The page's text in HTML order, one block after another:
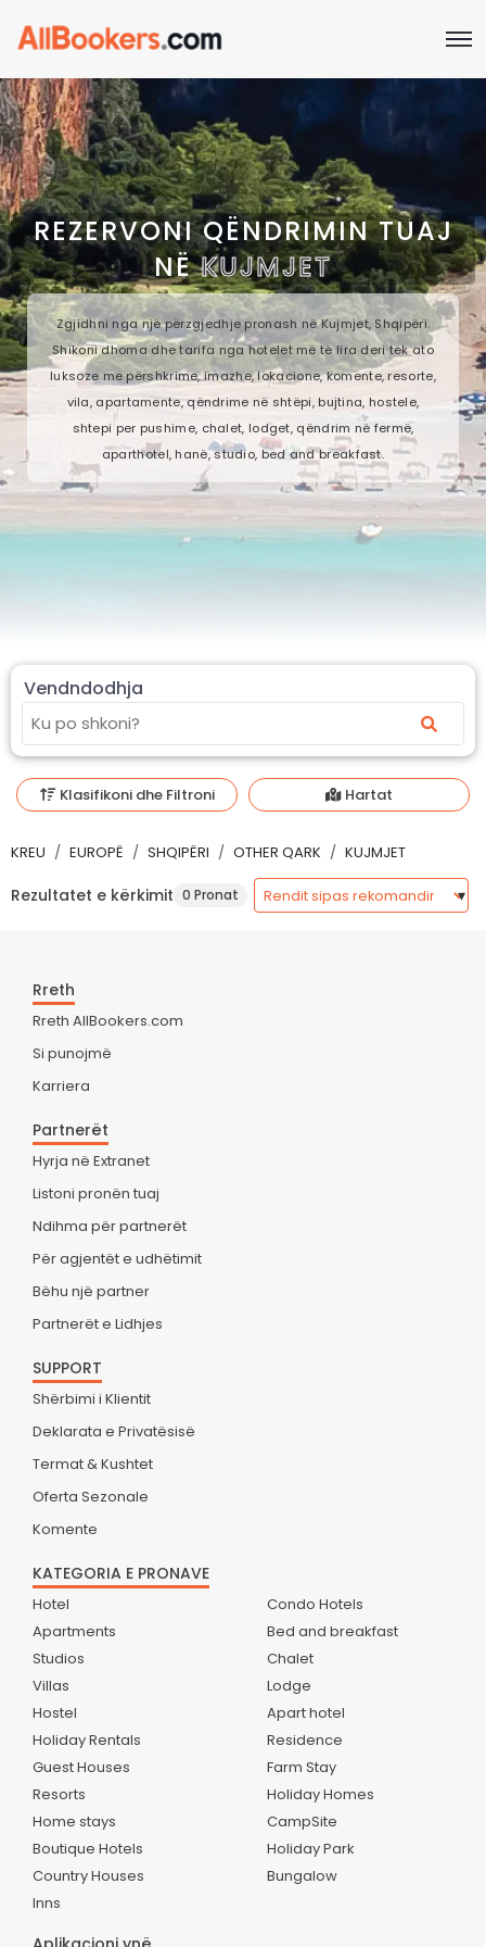
REZERVONI QËNDRIMIN TUAJ
NËKUJMJET
Zgjidhni nga një përzgjedhje pronash në Kujmjet, Shqipëri.
Shikoni dhoma dhe tarifa nga hotelet më të lira deri tek ato
luksoze me përshkrime, imazhe, lokacione, komente, resorte,
vila, apartamente, qëndrime në shtëpi, bujtina, hostele,
shtepi per pushime, chalet, lodget, qëndrim në fermë,
aparthotel, hanë, studio, bed and breakfast.
Vendndodhja
Klasifikoni dhe Filtroni Hartat
KREU EUROPË SHQIPËRI OTHER QARK KUJMJET
Rezultatet e kërkimit 0 Pronat
Rreth
Rreth AllBookers.com
Si punojmë
Karriera
Partnerët
Hyrja në Extranet
Listoni pronën tuaj
Ndihma për partnerët
Për agjentët e udhëtimit
Bëhu një partner
Partnerët e Lidhjes
SUPPORT
Shërbimi i Klientit
Deklarata e Privatësisë
Termat & Kushtet
Oferta Sezonale
Komente
KATEGORIA E PRONAVE
Hotel
Apartments
Studios
Villas
Hostel
Holiday Rentals
Guest Houses
Resorts
Home stays
Boutique Hotels
Country Houses
Inns
Condo Hotels
Bed and breakfast
Chalet
Lodge
Apart hotel
Residence
Farm Stay
Holiday Homes
CampSite
Holiday Park
Bungalow